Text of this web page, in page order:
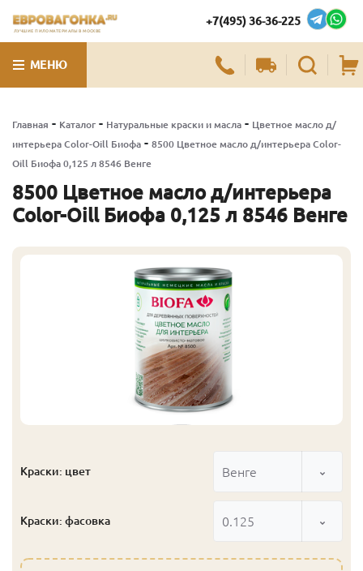
ЛУЧШИЕ ПИЛОМАТЕРИАЛЫ В МОСКВЕ
+7(495) 36-36-225
МЕНЮ
Главная - Каталог - Натуральные краски и масла - Цветное масло д/
интерьера Color-Oill Биофа - 8500 Цветное масло д/интерьера Color-
Oill Биофа 0,125 л 8546 Венге
8500 Цветное масло д/интерьера
Color-Oill Биофа 0,125 л 8546 Венге
Краски: цвет Венге
Краски: фасовка 0.125